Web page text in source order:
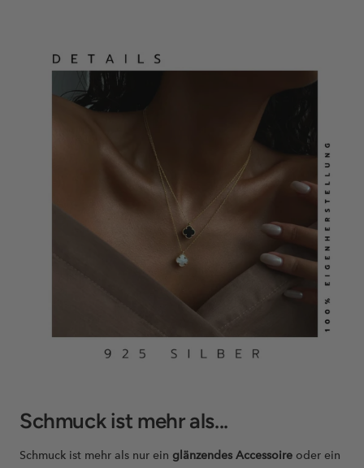
Schmuck ist mehr als...
Schmuck ist mehr als nur ein glänzendes Accessoire oder ein